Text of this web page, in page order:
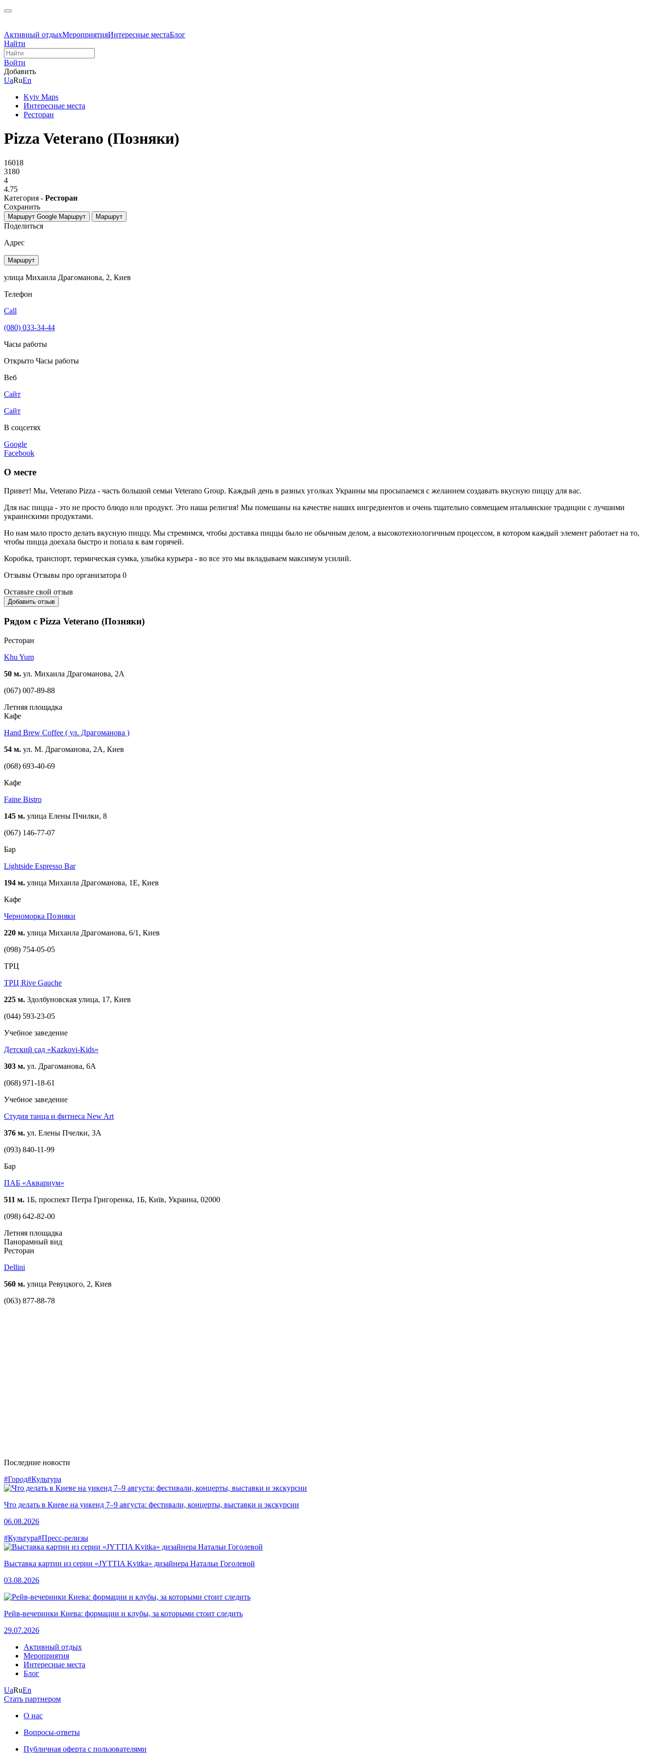
Активный отдыхМероприятияИнтересные местаБлог
Найти
Войти
Добавить
UaRuEn
Kyiv Maps
Интересные места
Ресторан
Pizza Veterano (Позняки)
16018
3180
4
4.75
Категория - Ресторан
Сохранить
Маршрут Google Маршрут Маршрут
Поделиться
Адрес
Маршрут
улица Михаила Драгоманова, 2, Киев
Телефон
Call
(080) 033-34-44
Часы работы
Открыто Часы работы
Веб
Сайт
Сайт
В соцсетях
Google
Facebook
О месте
Привет! Мы, Veterano Pizza - часть большой семьи Veterano Group. Каждый день в разных уголках Украины мы просыпаемся с желанием создавать вкусную пиццу для вас.
Для нас пицца - это не просто блюдо или продукт. Это наша религия! Мы помешаны на качестве наших ингредиентов и очень тщательно совмещаем итальянские традиции с лучшими
украинскими продуктами.
Но нам мало просто делать вкусную пиццу. Мы стремимся, чтобы доставка пиццы было не обычным делом, а высокотехнологичным процессом, в котором каждый элемент работает на то,
чтобы пицца доехала быстро и попала к вам горячей.
Коробка, транспорт, термическая сумка, улыбка курьера - во все это мы вкладываем максимум усилий.
Отзывы Отзывы про организатора 0
Оставьте свой отзыв
Добавить отзыв
Рядом с Pizza Veterano (Позняки)
Ресторан
Khu Yum
50 м. ул. Михаила Драгоманова, 2А
(067) 007-89-88
Летняя площадка
Кафе
Hand Brew Coffee ( ул. Драгоманова )
54 м. ул. М. Драгоманова, 2А, Киев
(068) 693-40-69
Кафе
Faine Bistro
145 м. улица Елены Пчилки, 8
(067) 146-77-07
Бар
Lightside Espresso Bar
194 м. улица Михаила Драгоманова, 1Е, Киев
Кафе
Черноморка Позняки
220 м. улица Михаила Драгоманова, 6/1, Киев
(098) 754-05-05
ТРЦ
ТРЦ Rive Gauche
225 м. Здолбуновская улица, 17, Киев
(044) 593-23-05
Учебное заведение
Детский сад «Kazkovi-Kids»
303 м. ул. Драгоманова, 6А
(068) 971-18-61
Учебное заведение
Студия танца и фитнеса New Art
376 м. ул. Елены Пчелки, 3А
(093) 840-11-99
Бар
ПАБ «Аквариум»
511 м. 1Б, проспект Петра Григоренка, 1Б, Київ, Украина, 02000
(098) 642-82-00
Летняя площадка
Панорамный вид
Ресторан
Dellini
560 м. улица Ревуцкого, 2, Киев
(063) 877-88-78
Последние новости
#Город#Культура
Что делать в Киеве на уикенд 7–9 августа: фестивали, концерты, выставки и экскурсии
06.08.2026
#Культура#Пресс-релизы
Выставка картин из серии «JYTTIA Kvitka» дизайнера Натальи Гоголевой
03.08.2026
Рейв-вечеринки Киева: формации и клубы, за которыми стоит следить
29.07.2026
Активный отдых
Мероприятия
Интересные места
Блог
UaRuEn
Стать партнером
О нас
Вопросы-ответы
Публичная оферта с пользователями